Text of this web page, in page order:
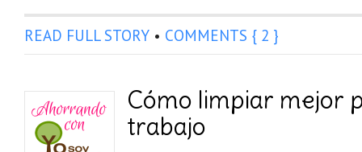
READ FULL STORY • COMMENTS { 2 }
Cómo limpiar mejor
trabajo